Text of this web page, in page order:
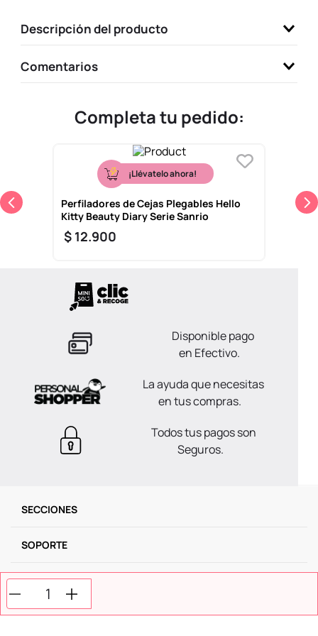
Descripción del producto
Comentarios
Completa tu pedido:
¡Llévatelo ahora!
Perfiladores de Cejas Plegables Hello
Kitty Beauty Diary Serie Sanrio
$ 12.900
Disponible pago
en Efectivo.
La ayuda que necesitas
en tus compras.
Todos tus pagos son
Seguros.
SECCIONES
SOPORTE
SERVICIOS
NOSOTROS